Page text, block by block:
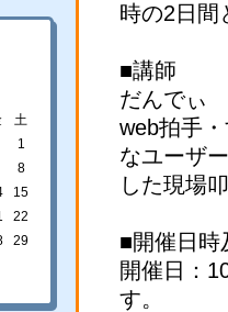
土
1
8
15
22
29
時の2日間
■講師
だんでぃ
web拍手
なユーザ
した現場
■開催日時
開催日：
す。